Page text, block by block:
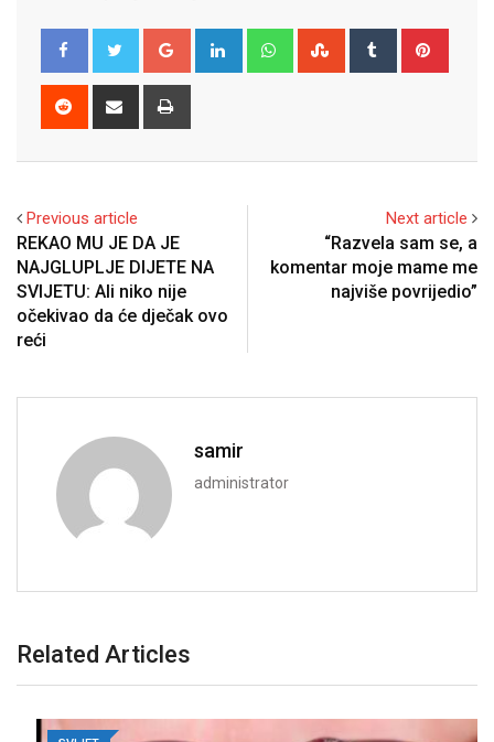
Google+ LinkedIn WhatsappStumbleUpon
Tumblr
Reddit
Share
Previous article
REKAO MU JE DA JE
NAJGLUPLJE DIJETE NA
SVIJETU: Ali niko nije
očekivao da će dječak ovo
reći
Next article
“Razvela sam se, a
komentar moje mame me
najviše povrijedio”
samir
administrator
Related Articles